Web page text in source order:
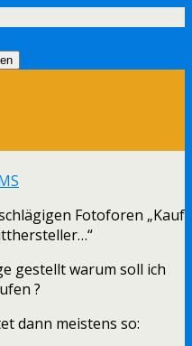
Fotoforen „Kauf
gestellt warum soll ich
?
dann meistens so: